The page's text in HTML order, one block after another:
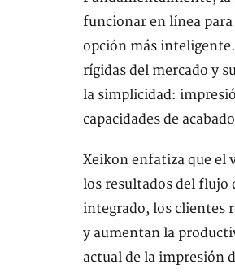
funcionar en línea
opción más
rígidas del mercado y
la simplicidad:
capacidades de
Xeikon enfatiza que el
los resultados del flujo
integrado, los clientes
y aumentan la
actual de la impresión